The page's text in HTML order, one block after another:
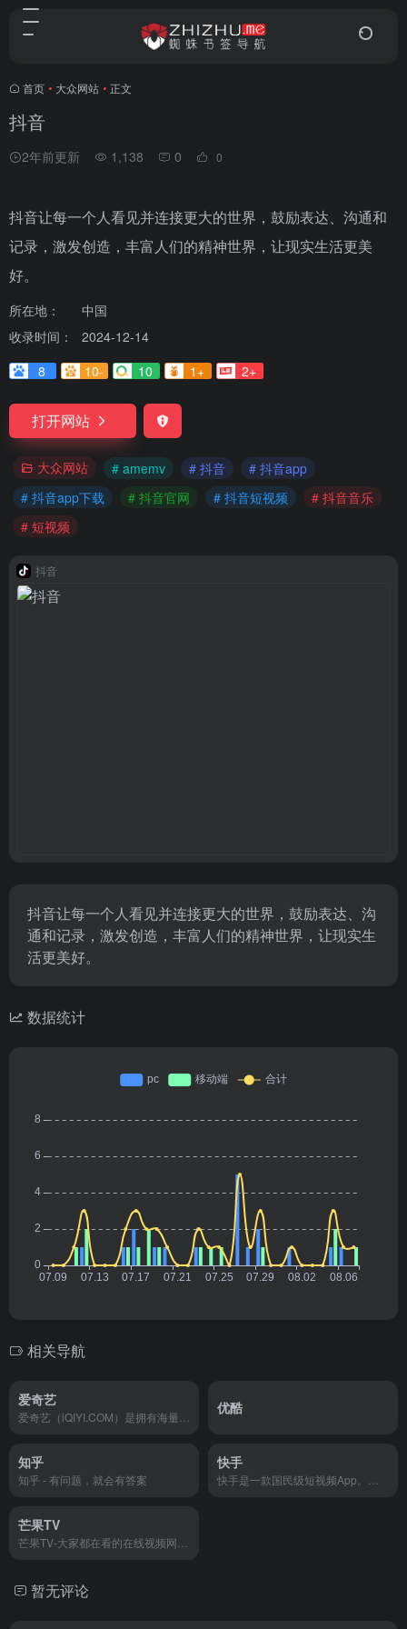
首页 • 大众网站 • 正文
抖音
2年前更新 1,138 0 0
抖音让每一个人看见并连接更大的世界，鼓励表达、沟通和
记录，激发创造，丰富人们的精神世界，让现实生活更美
好。
所在地：
中国
收录时间：
2024-12-14
8
10- 10 1+ 2+
打开网站
大众网站 # amemv # 抖音
# 抖音app
# 抖音app下载
# 抖音官网 # 抖音短视频
# 抖音音乐
# 短视频
抖音
抖音让每一个人看见并连接更大的世界，鼓励表达、沟
通和记录，激发创造，丰富人们的精神世界，让现实生
活更美好。
数据统计
相关导航
爱奇艺 优酷
知乎
知乎 - 有问题，就会有答案
快手
芒果TV
暂无评论